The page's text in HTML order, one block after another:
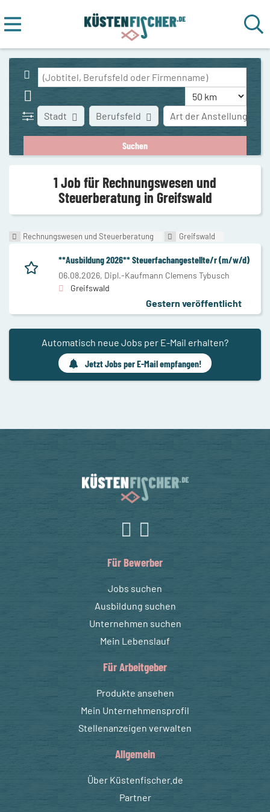
Stadt Art der Anstellung
Berufsfeld
1 Job für Rechnungswesen und
Steuerberatung in Greifswald
Rechnungswesen und Steuerberatung Greifswald
**Ausbildung 2026** Steuerfachangestellte/r (m/w/d)
06.08.2026, Dipl.-Kaufmann Clemens Tybusch
Greifswald
Gestern veröffentlicht
Automatisch neue Jobs per E-Mail erhalten?
Jetzt Jobs per E-Mail empfangen!
Für Bewerber
Jobs suchen
Ausbildung suchen
Unternehmen suchen
Mein Lebenslauf
Für Arbeitgeber
Produkte ansehen
Mein Unternehmensprofil
Stellenanzeigen verwalten
Allgemein
Über Küstenfischer.de
Partner